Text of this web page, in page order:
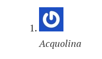
Acquolina